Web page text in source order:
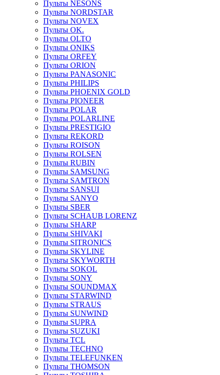
Пульты NESONS
Пульты NORDSTAR
Пульты NOVEX
Пульты OK.
Пульты OLTO
Пульты ONIKS
Пульты ORFEY
Пульты ORION
Пульты PANASONIC
Пульты PHILIPS
Пульты PHOENIX GOLD
Пульты PIONEER
Пульты POLAR
Пульты POLARLINE
Пульты PRESTIGIO
Пульты REKORD
Пульты ROISON
Пульты ROLSEN
Пульты RUBIN
Пульты SAMSUNG
Пульты SAMTRON
Пульты SANSUI
Пульты SANYO
Пульты SBER
Пульты SCHAUB LORENZ
Пульты SHARP
Пульты SHIVAKI
Пульты SITRONICS
Пульты SKYLINE
Пульты SKYWORTH
Пульты SOKOL
Пульты SONY
Пульты SOUNDMAX
Пульты STARWIND
Пульты STRAUS
Пульты SUNWIND
Пульты SUPRA
Пульты SUZUKI
Пульты TCL
Пульты TECHNO
Пульты TELEFUNKEN
Пульты THOMSON